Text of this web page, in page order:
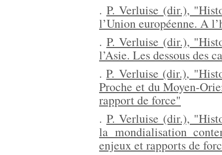
. P. Verluise (dir.),
l’Union européenne. A
. P. Verluise (dir.),
l’Asie. Les dessous des
.P. Verluise (dir.),
Proche et du Moyen-
rapport de force"
. P. Verluise (dir.),
la mondialisation
enjeux et rapports de